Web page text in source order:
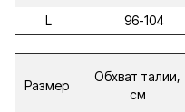
L
96-104
Размер
Обхват талии,
см